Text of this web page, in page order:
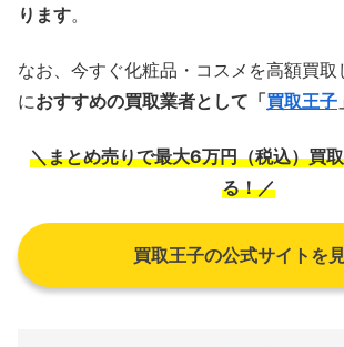
ります。
なお、今すぐ化粧品・コスメを高額買
におすすめの買取業者として「買取王子
＼まとめ売りで最大6万円（税込）買
る！／
買取王子の公式サイトを